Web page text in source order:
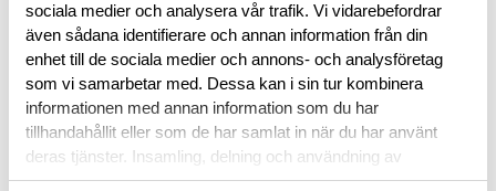
sociala medier och analysera vår trafik. Vi vidarebefordrar
även sådana identifierare och annan information från din
enhet till de sociala medier och annons- och analysföretag
som vi samarbetar med. Dessa kan i sin tur kombinera
informationen med annan information som du har
tillhandahållit eller som de har samlat in när du har använt
deras tjänster. Insamling, delning och användning av
personuppgifter kan användas för personalisering av
OM VARUMÄRKET
HÖLSTER